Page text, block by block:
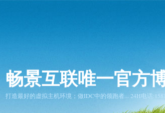
畅景互联唯一官方
打造最好的虚拟主机环境；做IDC中的领跑者... 24H电话